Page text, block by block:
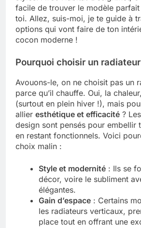
À partir de quel
plainte : comprendre
connaître
5 Mois Ago
jardin sans
comment les traiter
5 Mois Ago
facile de trouver le modèle
toi. Allez, suis-moi, je te guide à
options qui vont faire de ton
cocon moderne !
Pourquoi choisir un
Avouons-le, on ne choisit pas un
parce qu’il chauffe. Oui, la
(surtout en plein hiver !), mais
allier esthétique et efficacité ?
design sont pensés pour embellir
en restant fonctionnels. Voici
choix malin :
Style et modernité : Ils se
décor, voire le subliment
élégantes.
Gain d’espace : Certains
les radiateurs verticaux,
place tout en offrant une